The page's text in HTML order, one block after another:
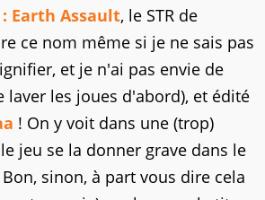
Earth Assault, le STR de
ce nom même si je ne sais pas
et je n'ai pas envie de
laver les joues d'abord), et édité
! On y voit dans une (trop)
jeu se la donner grave dans le
sinon, à part vous dire cela